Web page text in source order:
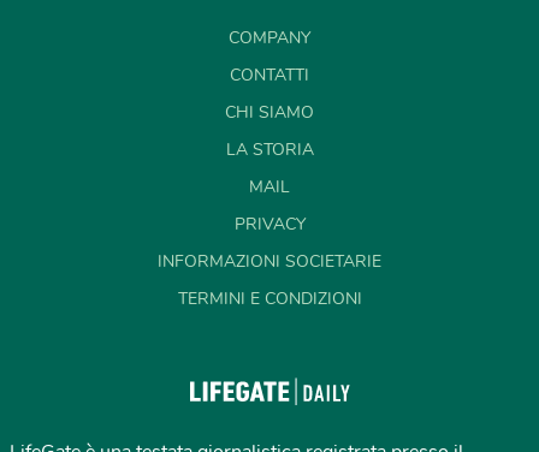
COMPANY
CONTATTI
CHI SIAMO
LA STORIA
MAIL
PRIVACY
INFORMAZIONI SOCIETARIE
TERMINI E CONDIZIONI